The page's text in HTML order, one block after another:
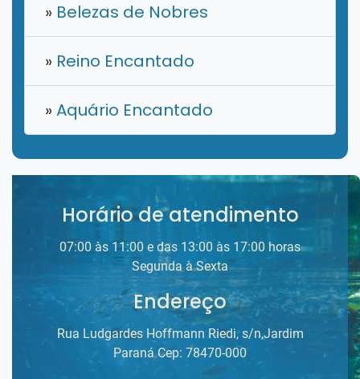
» Belezas de Nobres
» Reino Encantado
»Aquário Encantado
Horário de atendimento
07:00 às 11:00 e das 13:00 às 17:00 horas
Segunda à Sexta
Endereço
Rua Ludgardes Hoffmann Riedi, s/n,Jardim
Paraná Cep: 78470-000